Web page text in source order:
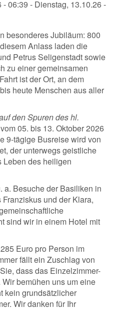
06:39 - Dienstag, 13.10.26 -
besonderes Jubiläum: 800
Anlass laden die
Petrus Seligenstadt sowie
zu einer gemeinsamen
ist der Ort, an dem
heute Menschen aus aller
den Spuren des hl.
05. bis 13. Oktober 2026
9-tägige Busreise wird von
der unterwegs geistliche
Leben des heiligen
a. Besuche der Basiliken in
und der Klara,
sind wir in einem Hotel mit
Euro pro Person im
fällt ein Zuschlag von
dass das Einzelzimmer-
bemühen uns um eine
kein grundsätzlicher
Wir danken für Ihr